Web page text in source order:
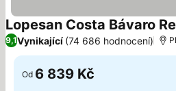
Lopesan Costa Bávaro
9,1Vynikající (74 686 hodnocení)
Od 6 839 Kč